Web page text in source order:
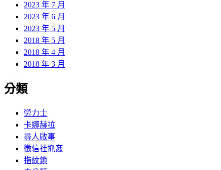
2023 年 7 月
2023 年 6 月
2023 年 5 月
2018 年 5 月
2018 年 4 月
2018 年 3 月
分類
勞力士
卡娜赫拉
尋人啟事
徵信社抓姦
指紋鎖